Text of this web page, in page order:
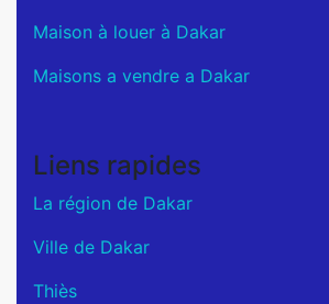
Maison à louer à Dakar
Maisons a vendre a Dakar
Liens rapides
La région de Dakar
Ville de Dakar
Thiès